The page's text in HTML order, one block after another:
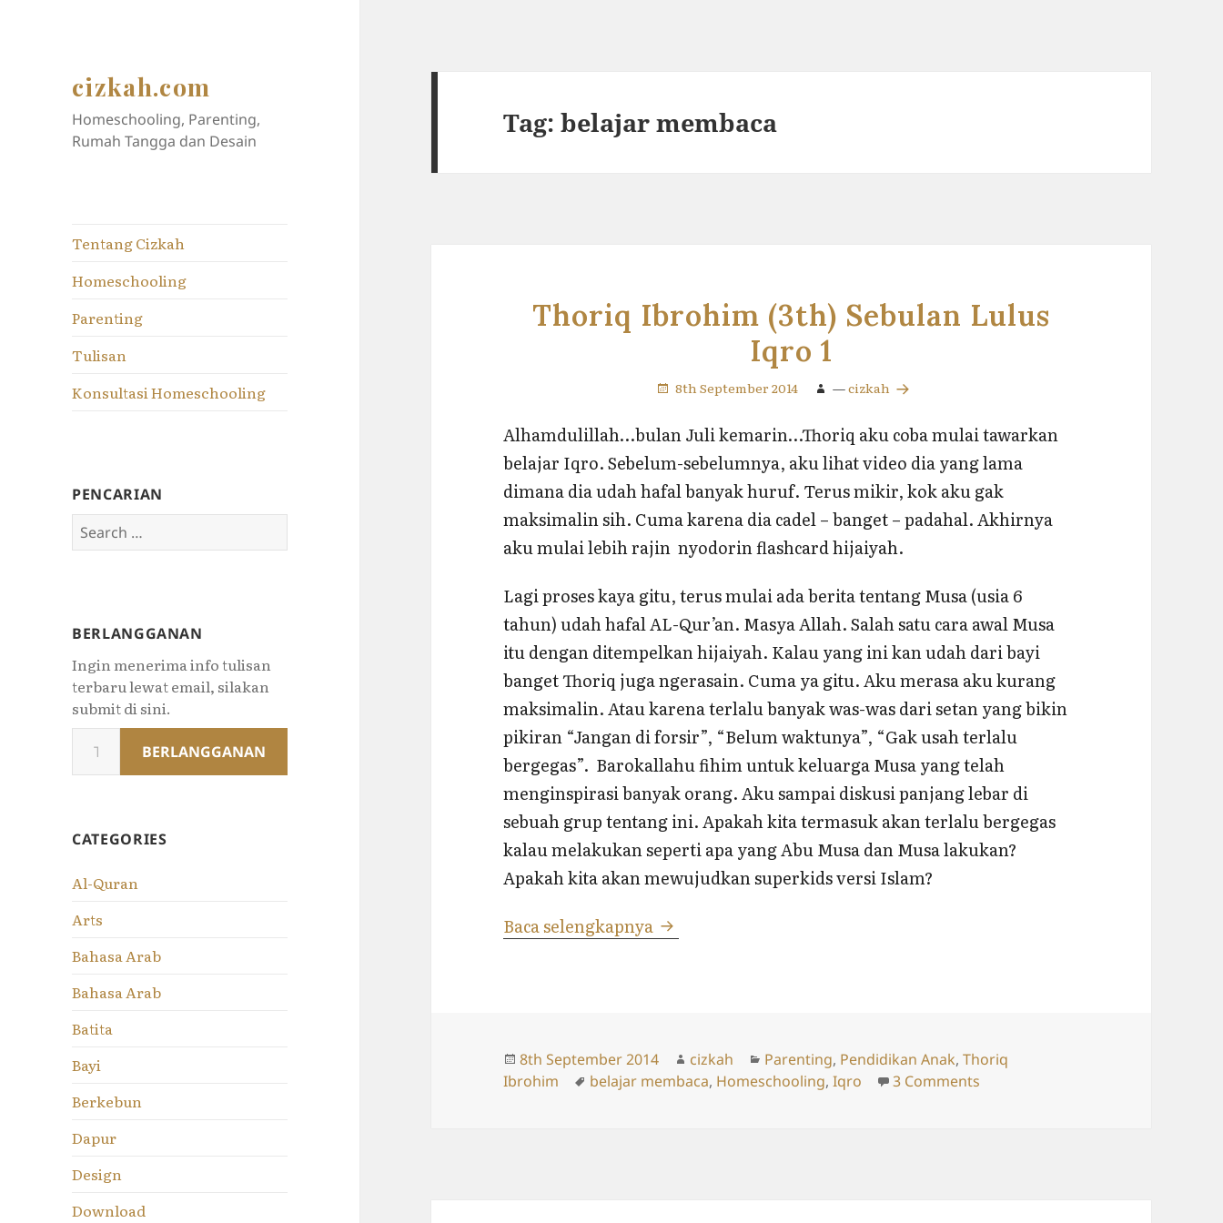
cizkah.com
Homeschooling, Parenting,
Rumah Tangga dan Desain
Tentang Cizkah
Homeschooling
Parenting
Tulisan
Konsultasi Homeschooling
PENCARIAN
Search
for:
BERLANGGANAN
Ingin menerima info tulisan
terbaru lewat email, silakan
submit di sini.
your
email…
BERLANGGANAN
CATEGORIES
Al-Quran
Arts
Bahasa Arab
Bahasa Arab
Batita
Bayi
Berkebun
Dapur
Design
Download
Tag:belajar membaca
Thoriq Ibrohim (3th) Sebulan Lulus
Iqro 1
8th September 2014 —cizkah
Alhamdulillah…bulan Juli kemarin…Thoriq aku coba mulai tawarkan
belajar Iqro. Sebelum-sebelumnya, aku lihat video dia yang lama
dimana dia udah hafal banyak huruf. Terus mikir, kok aku gak
maksimalin sih. Cuma karena dia cadel – banget – padahal. Akhirnya
aku mulai lebih rajin nyodorin flashcard hijaiyah.
Lagi proses kaya gitu, terus mulai ada berita tentang Musa (usia 6
tahun) udah hafal AL-Qur’an. Masya Allah. Salah satu cara awal Musa
itu dengan ditempelkan hijaiyah. Kalau yang ini kan udah dari bayi
banget Thoriq juga ngerasain. Cuma ya gitu. Aku merasa aku kurang
maksimalin. Atau karena terlalu banyak was-was dari setan yang bikin
pikiran “Jangan di forsir”, “Belum waktunya”, “Gak usah terlalu
bergegas”. Barokallahu fihim untuk keluarga Musa yang telah
menginspirasi banyak orang. Aku sampai diskusi panjang lebar di
sebuah grup tentang ini. Apakah kita termasuk akan terlalu bergegas
kalau melakukan seperti apa yang Abu Musa dan Musa lakukan?
Apakah kita akan mewujudkan superkids versi Islam?
Baca selengkapnya Thoriq Ibrohim (3th) Sebulan Lulus Iqro 1
Posted
on
8th September 2014 Author
cizkah Categories
Parenting, Pendidikan Anak,Thoriq
Ibrohim
Tags
belajar membaca, Homeschooling,Iqro 3 Comments